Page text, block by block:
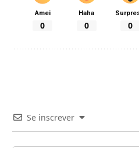
Amei
0
Haha
0 0
Se inscrever